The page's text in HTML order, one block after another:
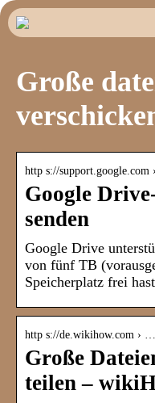
Große
http s://support.google.com
Google
senden
Google Drive
von fünf TB
Speicherplatz frei
http s://de.wikihow.com ›
Große
teilen –